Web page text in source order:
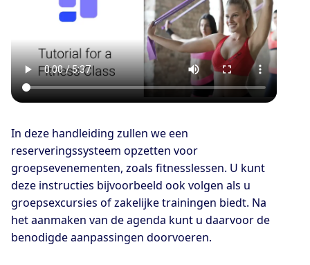
In deze handleiding zullen we een
reserveringssysteem opzetten voor
groepsevenementen, zoals fitnesslessen. U kunt
deze instructies bijvoorbeeld ook volgen als u
groepsexcursies of zakelijke trainingen biedt. Na
het aanmaken van de agenda kunt u daarvoor de
benodigde aanpassingen doorvoeren.